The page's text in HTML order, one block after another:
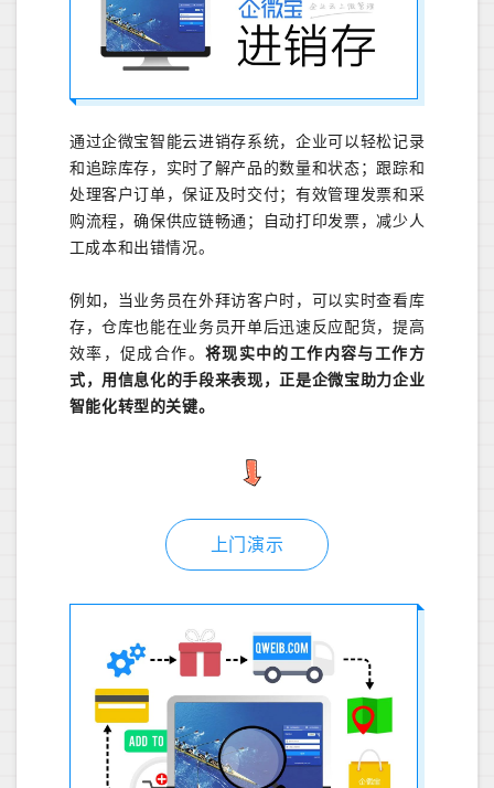
通过企微宝智能云进销存系统，企业可以轻松记录
和追踪库存，实时了解产品的数量和状态；跟踪和
处理客户订单，保证及时交付；有效管理发票和采
购流程，确保供应链畅通；自动打印发票，减少人
工成本和出错情况。
例如，当业务员在外拜访客户时，可以实时查看库
存，仓库也能在业务员开单后迅速反应配货，提高
效率，促成合作。 将现实中的工作内容与工作方
式，用信息化的手段来表现，正是企微宝助力企业
智能化转型的关键。
上门演示